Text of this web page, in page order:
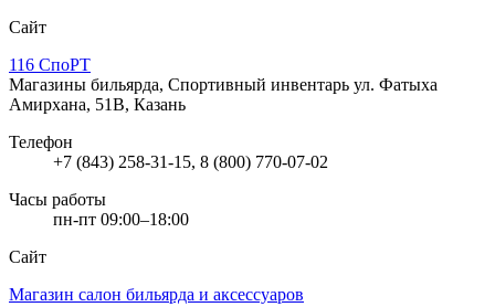
Сайт
116 СпоРТ
Магазины бильярда, Спортивный инвентарь ул. Фатыха
Амирхана, 51В, Казань
Телефон
+7 (843) 258-31-15, 8 (800) 770-07-02
Часы работы
пн-пт 09:00–18:00
Сайт
Магазин салон бильярда и аксессуаров